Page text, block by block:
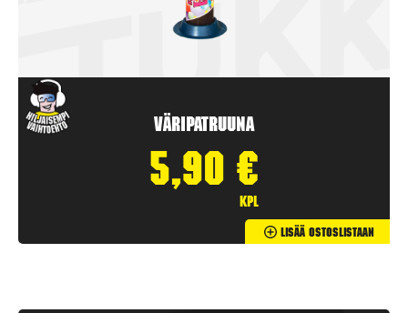
Väripatruuna
5,90 €
kpl
Lisää Ostoslistaan